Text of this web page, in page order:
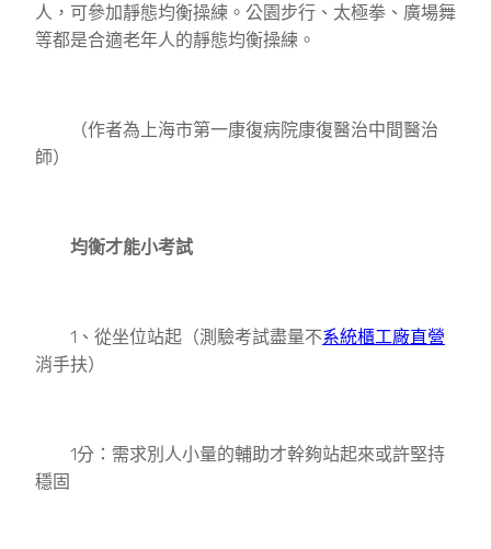
人，可參加靜態均衡操練。公園步行、太極拳、廣場舞
等都是合適老年人的靜態均衡操練。
（作者為上海市第一康復病院康復醫治中間醫治
師）
均衡才能小考試
1、從坐位站起（測驗考試盡量不系統櫃工廠直營
消手扶）
1分：需求別人小量的輔助才幹夠站起來或許堅持
穩固